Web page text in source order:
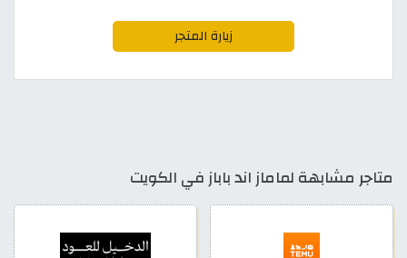
زيارة المتجر
متاجر مشابهة لماماز اند باباز في الكويت